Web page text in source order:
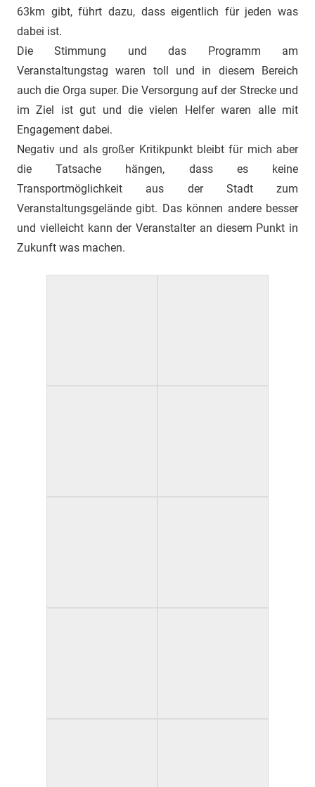
63km gibt, führt dazu, dass eigentlich für jeden was
dabei ist.
Die Stimmung und das Programm am
Veranstaltungstag waren toll und in diesem Bereich
auch die Orga super. Die Versorgung auf der Strecke und
im Ziel ist gut und die vielen Helfer waren alle mit
Engagement dabei.
Negativ und als großer Kritikpunkt bleibt für mich aber
die Tatsache hängen, dass es keine
Transportmöglichkeit aus der Stadt zum
Veranstaltungsgelände gibt. Das können andere besser
und vielleicht kann der Veranstalter an diesem Punkt in
Zukunft was machen.